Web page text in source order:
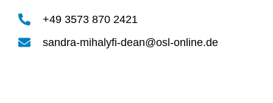
+49 3573 870 2421
sandra-mihalyfi-dean@osl-online.de